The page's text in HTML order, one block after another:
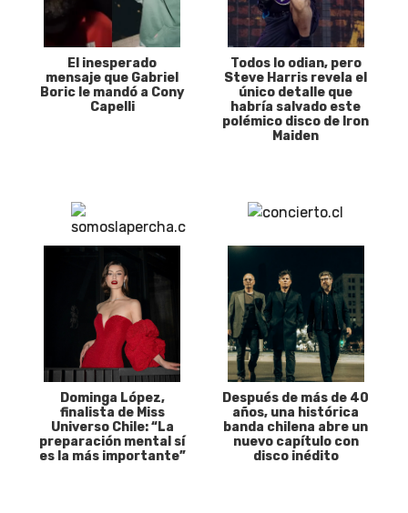
El inesperado
mensaje que Gabriel
Boric le mandó a Cony
Capelli
Todos lo odian, pero
Steve Harris revela el
único detalle que
habría salvado este
polémico disco de Iron
Maiden
Dominga López,
finalista de Miss
Universo Chile: “La
preparación mental sí
es la más importante”
Después de más de 40
años, una histórica
banda chilena abre un
nuevo capítulo con
disco inédito